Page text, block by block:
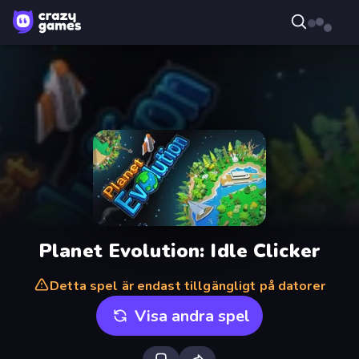
Planet Evolution: Idle Clicker
Detta spel är endast tillgängligt på datorer
Visa andra spel